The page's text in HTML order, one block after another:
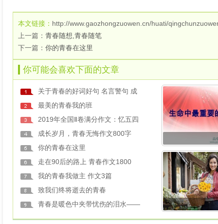
本文链接： http://www.gaozhongzuowen.cn/huati/
上一篇： 青春随想,青春随笔
下一篇： 你的青春在这里
你可能会喜欢下面的文章
关于青春的好词好句 名言警句 成
最美的青春我的班
2019年全国Ⅱ卷满分作文：忆五四
成长岁月，青春无悔作文800字
你的青春在这里
走在90后的路上 青春作文1800
我的青春我做主 作文3篇
致我们终将逝去的青春
青春是暖色中夹带忧伤的泪水——